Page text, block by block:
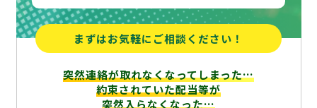
まずはお気軽にご相談ください！
突然連絡が取れなくなってしまった…
約束されていた配当等が
突然入らなくなった…